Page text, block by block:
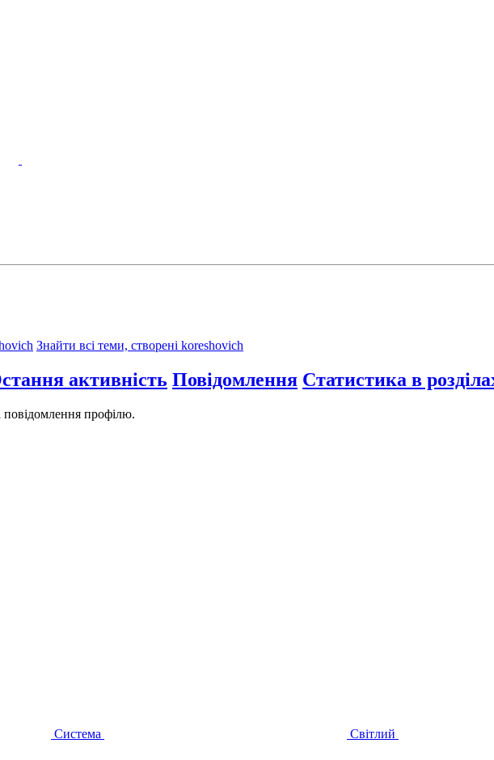
Знайти всі теми, створені koreshovich
активність Повідомлення Статистика в
повідомлення профілю.
Система Світлий